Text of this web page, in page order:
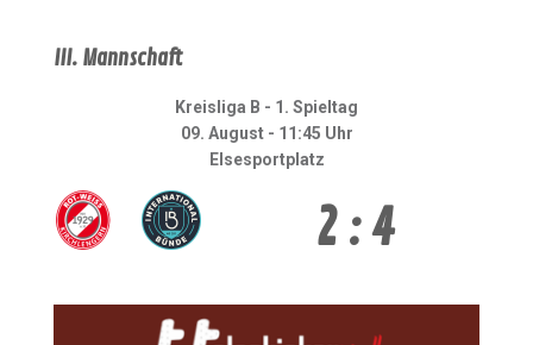
III. Mannschaft
Kreisliga B - 1. Spieltag
09. August - 11:45 Uhr
Elsesportplatz
2 : 4